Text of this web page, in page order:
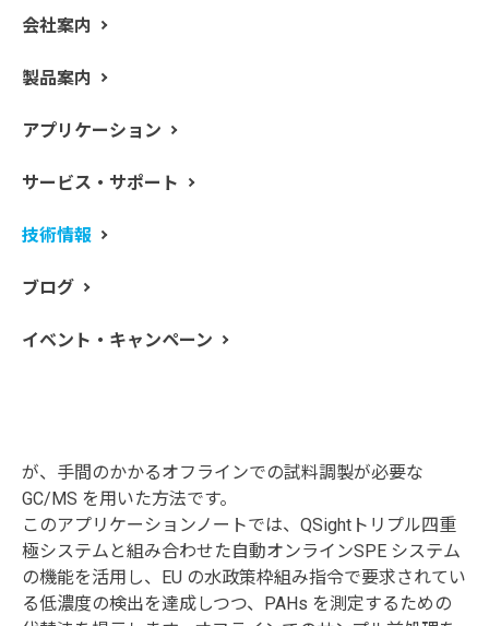
会社案内
製品案内
アプリケーション
サービス・サポート
技術情報
ブログ
イベント・キャンペーン
化合物であり、石炭、石油、ガス、ゴミ、タバコなどの
あります。私たちの健康だけでなく環境にも脅威を与え
です。PAHs で汚染される可能性のある重要な資源のひ
が、手間のかかるオフラインでの試料調製が必要な
GC/MS を用いた方法です。
このアプリケーションノートでは、QSightトリプル四重
極システムと組み合わせた自動オンラインSPE システム
の機能を活用し、EU の水政策枠組み指令で要求されてい
る低濃度の検出を達成しつつ、PAHs を測定するための